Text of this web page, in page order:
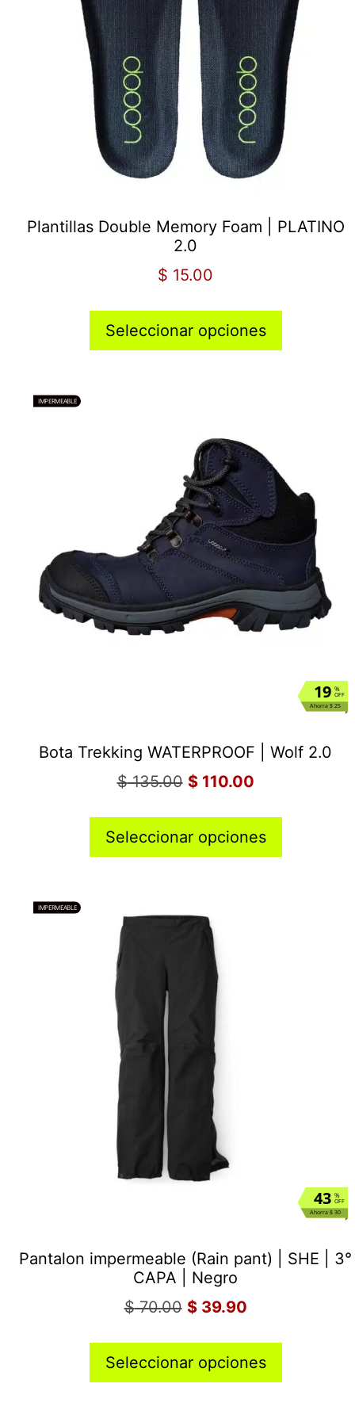
Plantillas Double Memory Foam | PLATINO
2.0
$ 15.00
Seleccionar opciones
%
OFF
19
Ahorra $ 25
IMPERMEABLE
Bota Trekking WATERPROOF | Wolf 2.0
$135.00 $110.00
Seleccionar opciones
%
OFF
43
Ahorra $ 30
IMPERMEABLE
Pantalon impermeable (Rain pant) | SHE | 3°
CAPA | Negro
$70.00 $39.90
Seleccionar opciones